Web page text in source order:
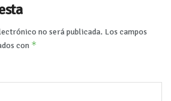
no será publicada. Los campos
con *